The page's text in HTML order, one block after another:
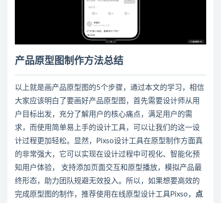
产品原型图制作方法总结
以上就是画产品原型 图 的5个步骤，通过本文的学习，相信
大家应该明白了要画好产品原型图，首先需要设计师从用
户目标出发，充分了解用户的核心痛点，满足用户的需
求，而使用简单易上手的设计工具，可以让我们的这一设
计过程更加轻松。 显然，
Pixso设计工具在原型制作方面真
的非常强大，它可以实现在设计过程中可视化、智能化预
知用户体验， 支持添加页面交互和原型播放，模拟产品最
终形态，助力团队规避无效投入。所以，如果想要高效的
完成原型图的制作， 推荐使用在线原型设计工具Pixso， 点